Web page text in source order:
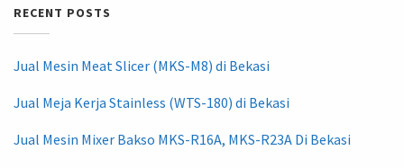
RECENT POSTS
Jual Mesin Meat Slicer (MKS-M8) di Bekasi
Jual Meja Kerja Stainless (WTS-180) di Bekasi
Jual Mesin Mixer Bakso MKS-R16A, MKS-R23A Di Bekasi